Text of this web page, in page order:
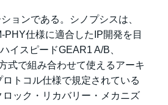
ョンである。シノプシスは、
仕様に適合したIP開発を目
スピードGEAR1 A/B、
式で組み合わせて使えるアーキ
トコル仕様で規定されている
ック・リカバリー・メカニズ